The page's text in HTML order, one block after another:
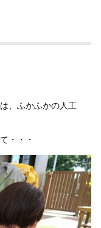
、ふかふかの人工
・・・